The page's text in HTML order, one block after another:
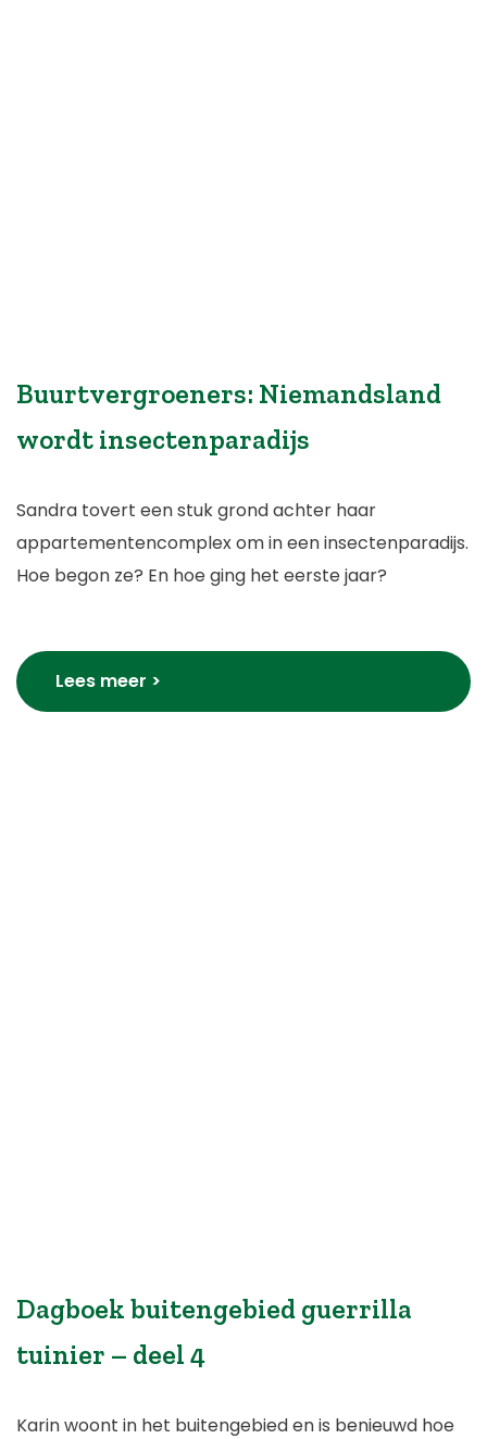
Buurtvergroeners: Niemandsland
wordt insectenparadijs
Sandra tovert een stuk grond achter haar
appartementencomplex om in een insectenparadijs.
Hoe begon ze? En hoe ging het eerste jaar?
Lees meer >
Dagboek buitengebied guerrilla
tuinier – deel 4
Karin woont in het buitengebied en is benieuwd hoe